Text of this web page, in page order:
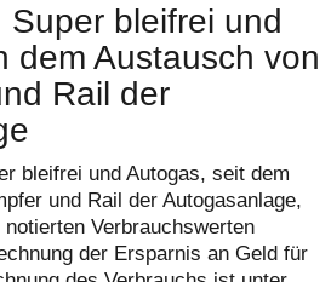
Super bleifrei und
dem Austausch von
Rail der
bleifrei und Autogas, seit dem
und Rail der Autogasanlage,
Verbrauchswerten
der Ersparnis an Geld für